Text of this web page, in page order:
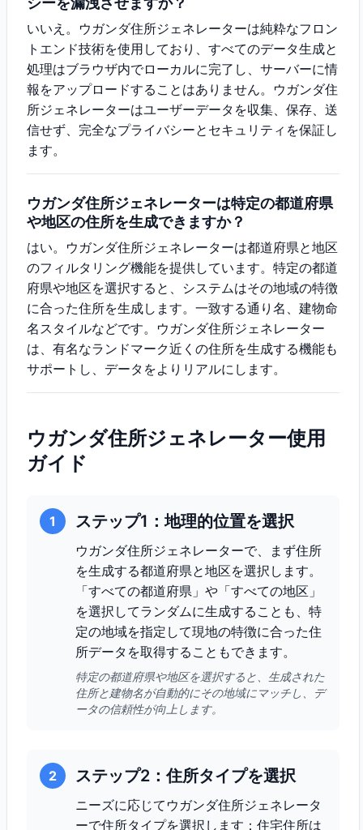
いいえ。ウガンダ住所ジェネレーターは純粋なフロン
トエンド技術を使用しており、すべてのデータ生成と
処理はブラウザ内でローカルに完了し、サーバーに情
報をアップロードすることはありません。ウガンダ住
所ジェネレーターはユーザーデータを収集、保存、送
信せず、完全なプライバシーとセキュリティを保証し
ます。
ウガンダ住所ジェネレーターは特定の都道府県
や地区の住所を生成できますか？
はい。ウガンダ住所ジェネレーターは都道府県と地区
のフィルタリング機能を提供しています。特定の都道
府県や地区を選択すると、システムはその地域の特徴
に合った住所を生成します。一致する通り名、建物命
名スタイルなどです。ウガンダ住所ジェネレーター
は、有名なランドマーク近くの住所を生成する機能も
サポートし、データをよりリアルにします。
ウガンダ住所ジェネレーター使用
ガイド
1 ステップ1：地理的位置を選択
ウガンダ住所ジェネレーターで、まず住所
を生成する都道府県と地区を選択します。
「すべての都道府県」や「すべての地区」
を選択してランダムに生成することも、特
定の地域を指定して現地の特徴に合った住
所データを取得することもできます。
特定の都道府県や地区を選択すると、生成された
住所と建物名が自動的にその地域にマッチし、デ
ータの信頼性が向上します。
2 ステップ2：住所タイプを選択
ニーズに応じてウガンダ住所ジェネレータ
ーで住所タイプを選択します：住宅住所は